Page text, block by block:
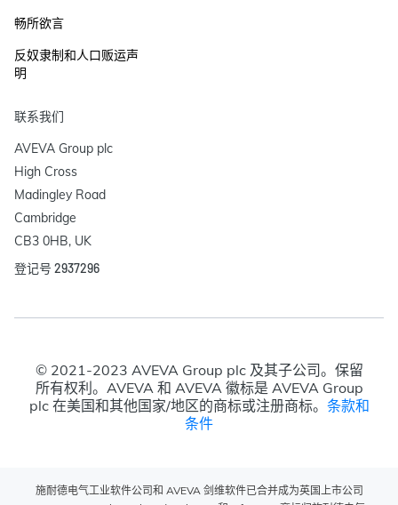
畅所欲言
反奴隶制和人口贩运声
明
联系我们
AVEVA Group plc
High Cross
Madingley Road
Cambridge
CB3 0HB, UK
登记号 2937296
© 2021-2023 AVEVA Group plc 及其子公司。保留
所有权利。AVEVA 和 AVEVA 徽标是 AVEVA Group
plc 在美国和其他国家/地区的商标或注册商标。 条款和
条件
施耐德电气工业软件公司和 AVEVA 剑维软件已合并成为英国上市公司